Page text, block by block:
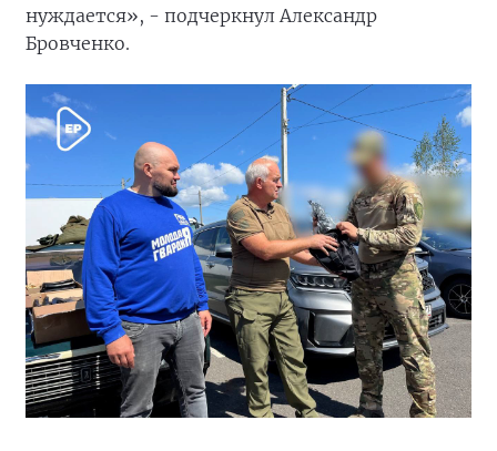
нуждается», - подчеркнул Александр
Бровченко.